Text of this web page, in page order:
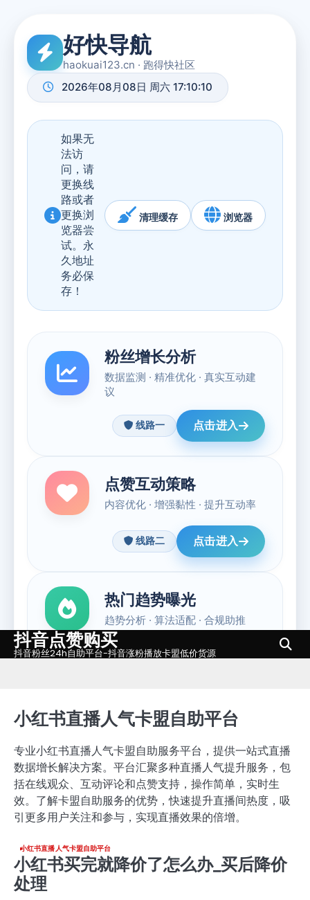
Skip抖音点赞购买
抖音粉丝24h自助平台-抖音涨粉播放卡盟低价货源
小红书直播人气卡盟自助平台
专业小红书直播人气卡盟自助服务平台，提供一站式直播
数据增长解决方案。平台汇聚多种直播人气提升服务，包
括在线观众、互动评论和点赞支持，操作简单，实时生
效。了解卡盟自助服务的优势，快速提升直播间热度，吸
引更多用户关注和参与，实现直播效果的倍增。
小红书直播人气卡盟自助平台
小红书买完就降价了怎么办_买后降价
处理